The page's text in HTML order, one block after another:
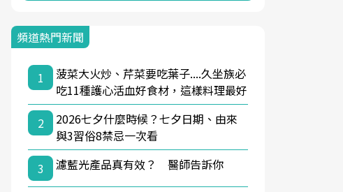
頻道熱門新聞
1
菠菜大火炒、芹菜要吃葉子....久坐族必
吃11種護心活血好食材，這樣料理最好
2
2026七夕什麼時候？七夕日期、由來
與3習俗8禁忌一次看
3
濾藍光產品真有效？ 醫師告訴你